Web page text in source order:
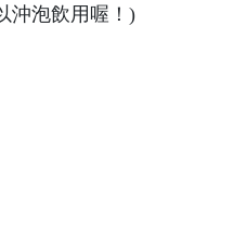
沖泡飲用喔！)